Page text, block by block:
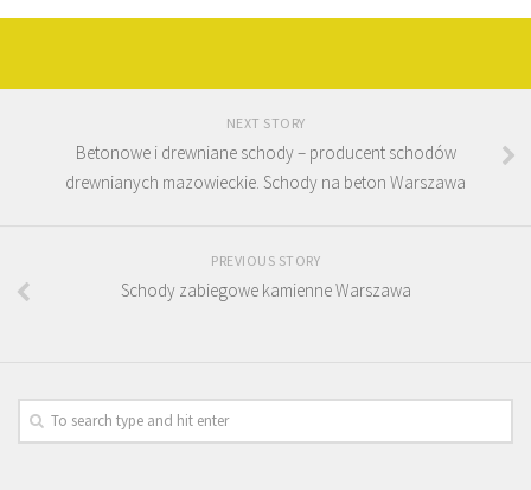
NEXT STORY
Betonowe i drewniane schody – producent schodów
drewnianych mazowieckie. Schody na beton Warszawa
PREVIOUS STORY
Schody zabiegowe kamienne Warszawa